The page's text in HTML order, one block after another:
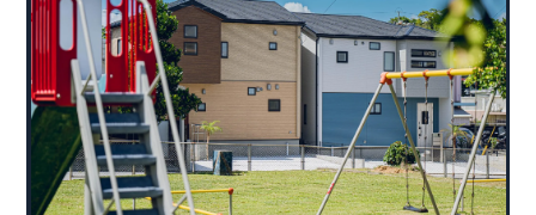
確だからこそ、お客様の安心に繋がります。 ・設計、施工、営
業が協力しあい、最良のプランをご提供いたします。 ・不要な
中間マージンを抑える事で、コストダウンに努めております。
スマートフォンで見やすい特設サイトはこちら
https://www.e-blooming.com/bukken/51774014/ スマートフ
ォンで見やすい特設サイトはこちら
https://www.e-
blooming.com/bukken/51774030/